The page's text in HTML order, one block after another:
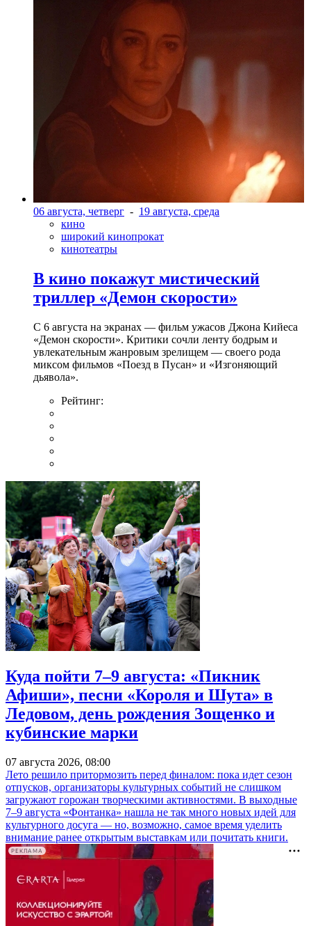
06 августа, четверг - 19 августа, среда
кино
широкий кинопрокат
кинотеатры
В кино покажут мистический
триллер «Демон скорости»
С 6 августа на экранах — фильм ужасов Джона Кийеса
«Демон скорости». Критики сочли ленту бодрым и
увлекательным жанровым зрелищeм — своего рода
миксом фильмов «Поезд в Пусан» и «Изгоняющий
дьявола».
Рейтинг:
Куда пойти 7–9 августа: «Пикник
Афиши», песни «Короля и Шута» в
Ледовом, день рождения Зощенко и
кубинские марки
07 августа 2026, 08:00
Лето решило притормозить перед финалом: пока идет сезон
отпусков, организаторы культурных событий не слишком
загружают горожан творческими активностями. В выходные
7–9 августа «Фонтанка» нашла не так много новых идей для
культурного досуга — но, возможно, самое время уделить
внимание ранее открытым выставкам или почитать книги.
РЕКЛАМА